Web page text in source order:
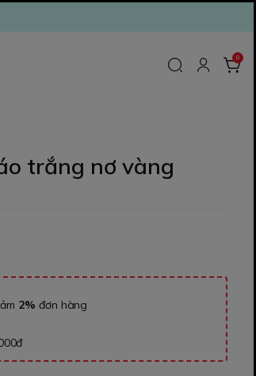
0
trắng nơ vàng
2% đơn hàng